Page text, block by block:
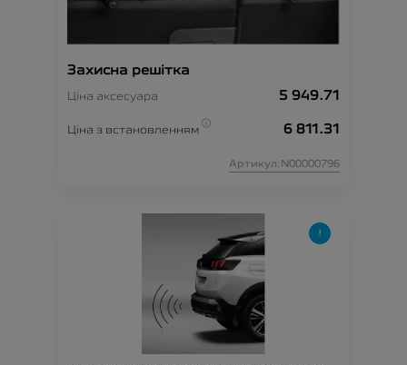
Захисна решітка
Ціна аксесуара 5 949.71
Ціна з встановленням 6 811.31
Артикул:N00000796